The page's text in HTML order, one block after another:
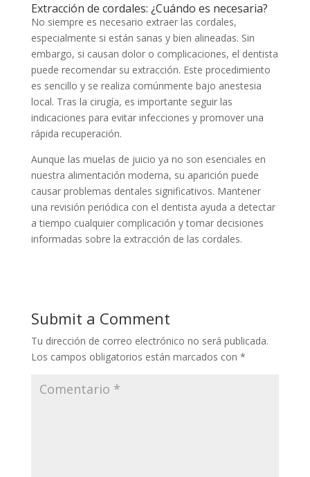
Extracción de cordales: ¿Cuándo es necesaria?
No siempre es necesario extraer las cordales,
especialmente si están sanas y bien alineadas. Sin
embargo, si causan dolor o complicaciones, el dentista
puede recomendar su extracción. Este procedimiento
es sencillo y se realiza comúnmente bajo anestesia
local. Tras la cirugía, es importante seguir las
indicaciones para evitar infecciones y promover una
rápida recuperación.
Aunque las muelas de juicio ya no son esenciales en
nuestra alimentación moderna, su aparición puede
causar problemas dentales significativos. Mantener
una revisión periódica con el dentista ayuda a detectar
a tiempo cualquier complicación y tomar decisiones
informadas sobre la extracción de las cordales.
Submit a Comment
Tu dirección de correo electrónico no será publicada.
Los campos obligatorios están marcados con *